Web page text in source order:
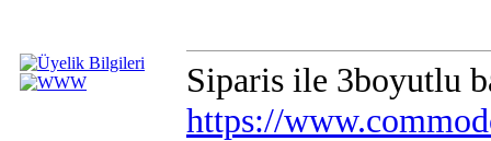
Siparis ile 3boyutlu
https://